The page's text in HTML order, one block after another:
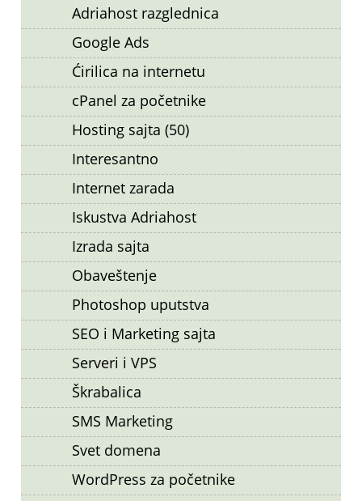
Adriahost razglednica
Google Ads
Ćirilica na internetu
cPanel za početnike
Hosting sajta (50)
Interesantno
Internet zarada
Iskustva Adriahost
Izrada sajta
Obaveštenje
Photoshop uputstva
SEO i Marketing sajta
Serveri i VPS
Škrabalica
SMS Marketing
Svet domena
WordPress za početnike